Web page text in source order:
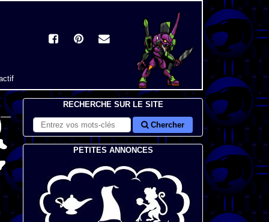
RECHERCHE SUR LE SITE
Chercher
PETITES ANNONCES